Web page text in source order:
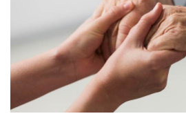
免費開戶轉介服務
私人貸款
優惠禮遇